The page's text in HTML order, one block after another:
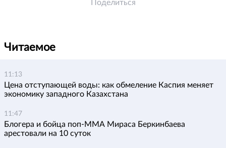
Поделиться
Читаемое
11:13
Цена отступающей воды: как обмеление Каспия меняет
экономику западного Казахстана
11:47
Блогера и бойца поп-ММА Мираса Беркинбаева
арестовали на 10 суток